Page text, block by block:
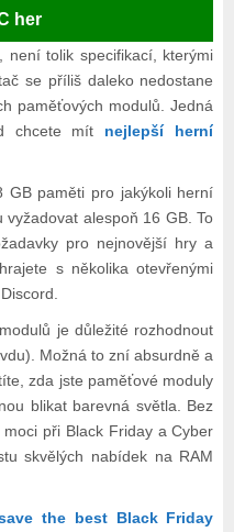
her
, není tolik specifikací, kterými
se příliš daleko nedostane
paměťových modulů. Jedná
chcete mít nejlepší herní
GB paměti pro jakýkoli herní
vyžadovat alespoň 16 GB. To
pro nejnovější hry a
s několika otevřenými
je důležité rozhodnout
Možná to zní absurdně a
zda jste paměťové moduly
blikat barevná světla. Bez
při Black Friday a Cyber
skvělých nabídek na RAM
the best Black Friday